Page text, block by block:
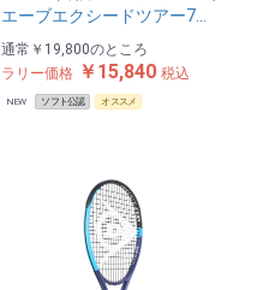
エーブエクシードツアー7…
通常 ￥19,800のところ
ラリー価格￥15,840 税込
NEW ソフト公認 オススメ